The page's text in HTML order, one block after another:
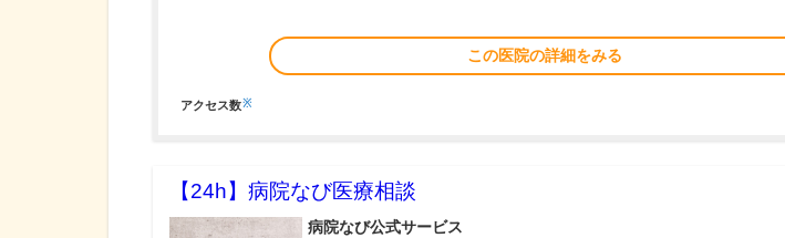
この医院の詳細をみる
アクセス数※
【24h】 病院なび医療相談
病院なび公式サービス